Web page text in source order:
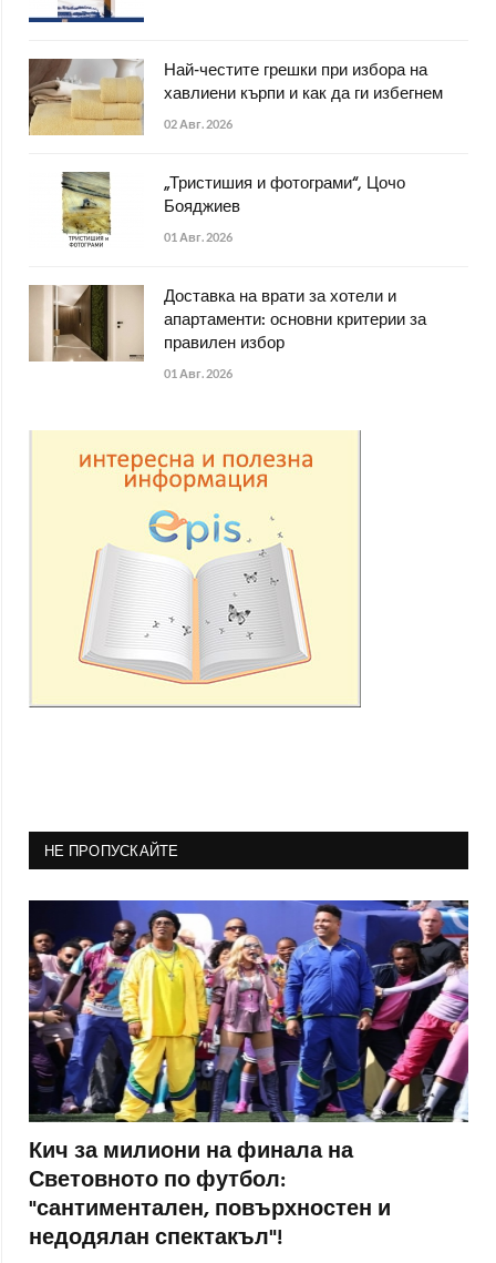
Най-честите грешки при избора на
хавлиени кърпи и как да ги избегнем
02 Авг. 2026
„Тристишия и фотограми“, Цочо
Бояджиев
01 Авг. 2026
Доставка на врати за хотели и
апартаменти: основни критерии за
правилен избор
01 Авг. 2026
НЕ ПРОПУСКАЙТЕ
Кич за милиони на финала на
Световното по футбол:
"сантиментален, повърхностен и
недодялан спектакъл"!